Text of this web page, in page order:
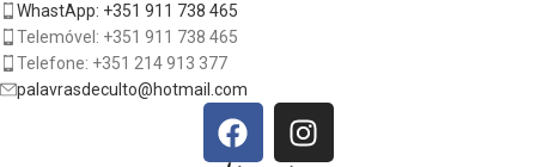
WhastApp: +351 911 738 465
Telemóvel: +351 911 738 465
Telefone: +351 214 913 377
palavrasdeculto@hotmail.com